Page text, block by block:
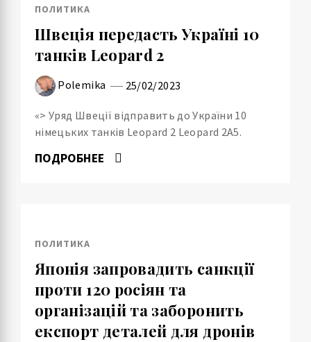
ПОЛИТИКА
Швеція передасть Україні 10
танків Leopard 2
Polemika 25/02/2023
«> Уряд Швеції відправить до України 10
німецьких танків Leopard 2 Leopard 2A5.
ПОДРОБНЕЕ
ПОЛИТИКА
Японія запровадить санкції
проти 120 росіян та
організацій та заборонить
експорт деталей для дронів